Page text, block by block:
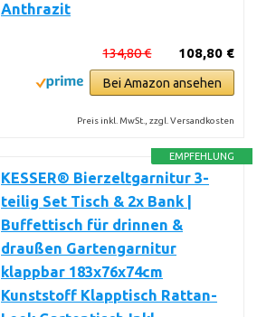
Anthrazit
108,80 €
134,80 €
Bei Amazon ansehen
Preis inkl. MwSt., zzgl. Versandkosten
EMPFEHLUNG
KESSER® Bierzeltgarnitur 3-
teilig Set Tisch & 2x Bank |
Buffettisch für drinnen &
draußen Gartengarnitur
klappbar 183x76x74cm
Kunststoff Klapptisch Rattan-